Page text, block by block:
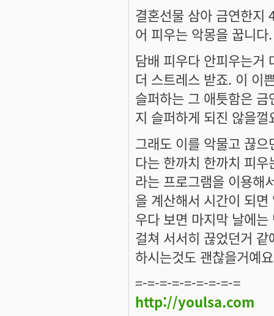
결혼선물 삼아 금연한지
어 피우는 악몽을 꿉니
담배 피우다 안피우는거
더 스트레스 받죠. 이 이
슬퍼하는 그 애틋함은
지 슬퍼하게 되진 않을
그래도 이를 악물고 끊
다는 한까치 한까치 피
라는 프로그램을 이용해
을 계산해서 시간이 되
우다 보면 마지막 날에
걸쳐 서서히 끊었던거
하시는것도 괜찮을거예
=-=-=-=-=-=-=-=-=
http://youlsa.com